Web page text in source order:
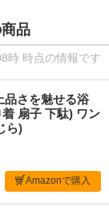
品
時 時点の情報です
さを魅せる浴
扇子 下駄) ワン
ら)
Amazonで購入